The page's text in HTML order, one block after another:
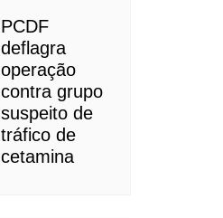
PCDF
deflagra
operação
contra grupo
suspeito de
tráfico de
cetamina